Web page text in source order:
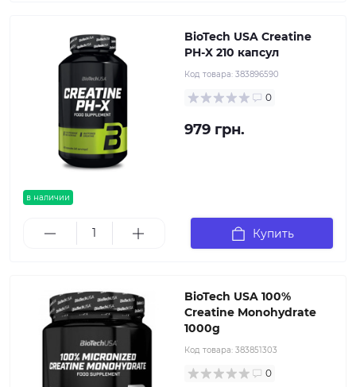
в наличии
BioTech USA Creatine
PH-X 210 капсул
Код товара: 383896590
0
979 грн.
Купить
BioTech USA 100%
Creatine Monohydrate
1000g
Код товара: 383851303
0